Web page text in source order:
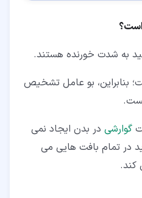
به شدت خورنده هستند.
بنابراین، بو عامل تشخیص
گوارشی در بدن ایجاد نمی
در تمام بافت هایی می
کند.